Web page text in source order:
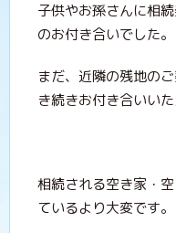
子供やお孫さんに相
のお付き合いでした。
まだ、近隣の残地の
き続きお付き合いいた
相続される空き家・
ているより大変です。